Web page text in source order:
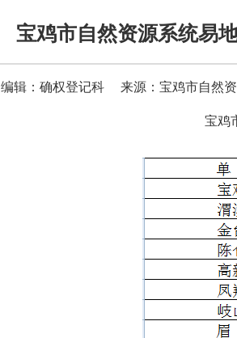
宝鸡市自然资源系统易
编辑：确权登记科 来源：宝鸡市自然
宝鸡